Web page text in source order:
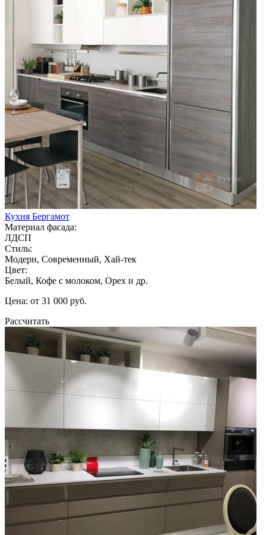
Кухня Бергамот
Материал фасада:
ЛДСП
Стиль:
Модерн, Современный, Хай-тек
Цвет:
Белый, Кофе с молоком, Орех и др.
Цена: от 31 000 руб.
Рассчитать